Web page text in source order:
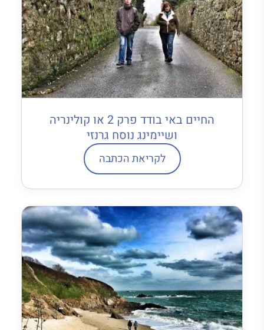
החיים באי בודד פרק 2 או קולינריה
ושיימינג נוסח גרנזי
לקריאת הכתבה